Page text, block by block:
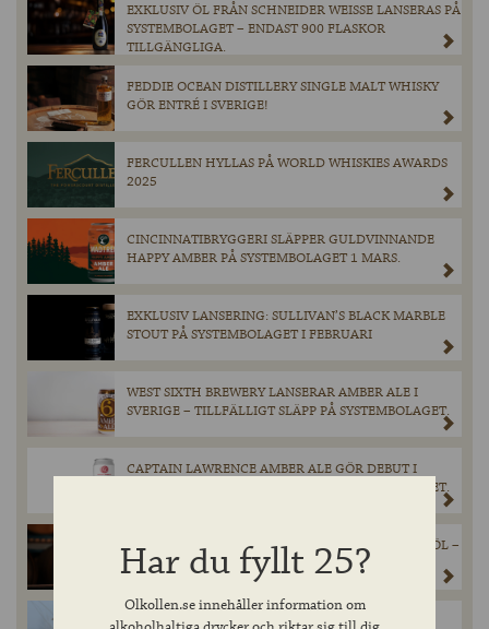
EXKLUSIV ÖL FRÅN SCHNEIDER WEISSE LANSERAS PÅ
SYSTEMBOLAGET – ENDAST 900 FLASKOR
TILLGÄNGLIGA.
FEDDIE OCEAN DISTILLERY SINGLE MALT WHISKY
GÖR ENTRÉ I SVERIGE!
FERCULLEN HYLLAS PÅ WORLD WHISKIES AWARDS
2025
CINCINNATIBRYGGERI SLÄPPER GULDVINNANDE
HAPPY AMBER PÅ SYSTEMBOLAGET 1 MARS.
EXKLUSIV LANSERING: SULLIVAN’S BLACK MARBLE
STOUT PÅ SYSTEMBOLAGET I FEBRUARI
WEST SIXTH BREWERY LANSERAR AMBER ALE I
SVERIGE – TILLFÄLLIGT SLÄPP PÅ SYSTEMBOLAGET.
CAPTAIN LAWRENCE AMBER ALE GÖR DEBUT I
SVERIGE – TILLFÄLLIGT SLÄPP PÅ SYSTEMBOLAGET.
BROUWERIJ BOON FIRAR 50 ÅR MED JUBILEUMSÖL –
LANSERAR TIONDE UPPLAGAN I BLACK LABEL-
TEERENPELI KULO SINGLE MALT WHISKY – ETT
Har du fyllt 25?
Olkollen.se innehåller information om